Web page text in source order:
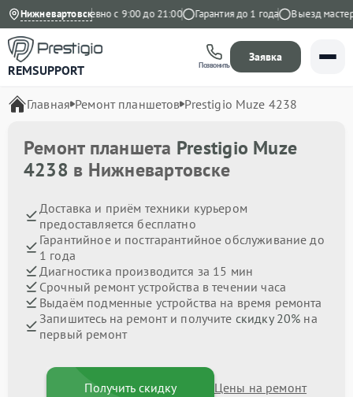
Нижневартовск
Ежедневно с 9:00 до 21:00 Гарантия до 1 года Выезд мастера
REMSUPPORT Позвонить
Заявка
Главная Ремонт планшетов Prestigio Muze 4238
Ремонт планшета Prestigio Muze
4238 в Нижневартовске
Доставка и приём техники курьером
предоставляется бесплатно
Гарантийное и постгарантийное обслуживание до
1 года
Диагностика производится за 15 мин
Срочный ремонт устройства в течении часа
Выдаём подменные устройства на время ремонта
Запишитесь на ремонт и получите скидку 20% на
первый ремонт
Получить скидку Цены на ремонт